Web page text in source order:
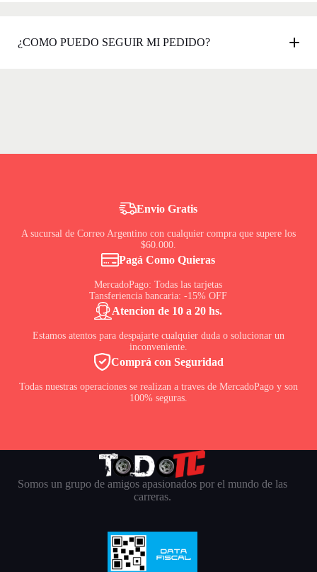
¿COMO PUEDO SEGUIR MI PEDIDO?
Envio Gratis
A sucursal de Correo Argentino con cualquier compra que supere los
$60.000.
Pagá Como Quieras
MercadoPago: Todas las tarjetas
Tansferiencia bancaria: -15% OFF
Atencion de 10 a 20 hs.
Estamos atentos para despajarte cualquier duda o solucionar un
inconveniente.
Comprá con Seguridad
Todas nuestras operaciones se realizan a traves de MercadoPago y son
100% seguras.
Somos un grupo de amigos apasionados por el mundo de las
carreras.